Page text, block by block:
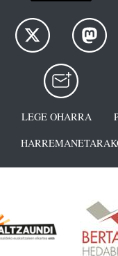
LEGE OHARRA